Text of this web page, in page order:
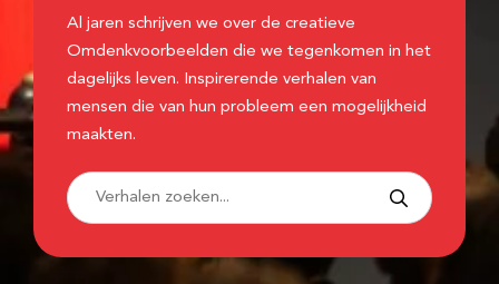
Al jaren schrijven we over de creatieve
Omdenkvoorbeelden die we tegenkomen in het
dagelijks leven. Inspirerende verhalen van
mensen die van hun probleem een mogelijkheid
maakten.